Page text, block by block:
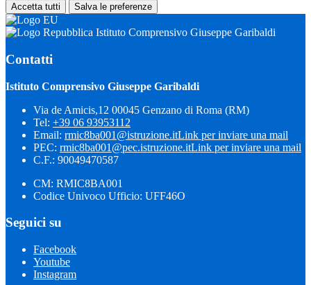
Accetta tutti Salva le preferenze
Istituto Comprensivo Giuseppe Garibaldi
Contatti
Istituto Comprensivo Giuseppe Garibaldi
Via de Amicis,12 00045 Genzano di Roma (RM)
Tel: +39 06 93953112
Email: rmic8ba001@istruzione.itLink per inviare una mail
PEC: rmic8ba001@pec.istruzione.itLink per inviare una mail
C.F.: 90049470587
CM: RMIC8BA001
Codice Univoco Ufficio: UFF46O
Seguici su
Facebook
Youtube
Instagram